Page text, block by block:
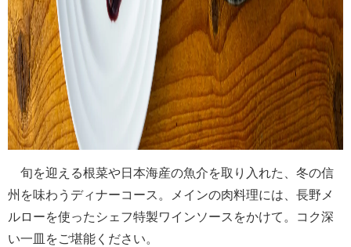
旬を迎える根菜や日本海産の魚介を取り入れた、冬の信
州を味わうディナーコース。メインの肉料理には、長野メ
ルローを使ったシェフ特製ワインソースをかけて。コク深
い一皿をご堪能ください。